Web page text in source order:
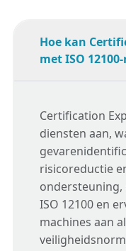
Hoe kan
met ISO
Certification
diensten aan,
risicoreductie
ondersteuning,
ISO 12100 en
machines aan